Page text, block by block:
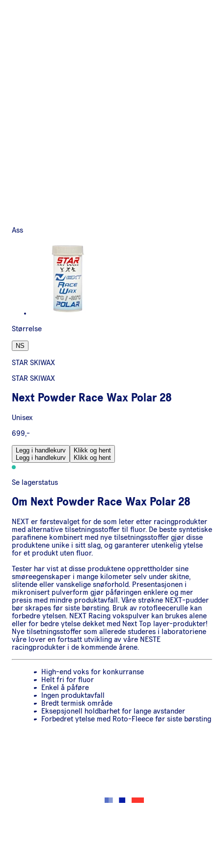
Ass
Størrelse
NS
STAR SKIWAX
STAR SKIWAX
Next Powder Race Wax Polar 28
Unisex
699,-
Legg i handlekurv
Legg i handlekurv
Klikk og hent
Klikk og hent
Se lagerstatus
Om Next Powder Race Wax Polar 28
NEXT er førstevalget for de som leter etter racingprodukter
med alternative tilsetningsstoffer til fluor. De beste syntetiske
parafinene kombinert med nye tilsetningsstoffer gjør disse
produktene unike i sitt slag, og garanterer utenkelig ytelse
for et produkt uten fluor.
Tester har vist at disse produktene opprettholder sine
smøreegenskaper i mange kilometer selv under skitne,
slitende eller vanskelige snøforhold. Presentasjonen i
mikronisert pulverform gjør påføringen enklere og mer
presis med mindre produktavfall. Våre strøkne NEXT-pudder
bør skrapes før siste børsting. Bruk av rotofleecerulle kan
forbedre ytelsen. NEXT Racing vokspulver kan brukes alene
eller for bedre ytelse dekket med Next Top layer-produkter!
Nye tilsetningsstoffer som allerede studeres i laboratoriene
våre lover en fortsatt utvikling av våre NESTE
racingprodukter i de kommende årene.
High-end voks for konkurranse
Helt fri for fluor
Enkel å påføre
Ingen produktavfall
Bredt termisk område
Eksepsjonell holdbarhet for lange avstander
Forbedret ytelse med Roto-Fleece før siste børsting